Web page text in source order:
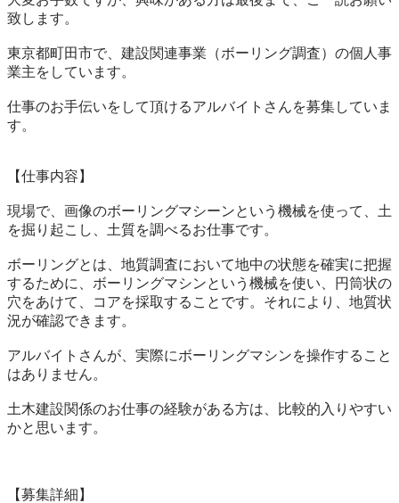
致します。
東京都町田市で、建設関連事業（ボーリング調査）の個人事
業主をしています。
仕事のお手伝いをして頂けるアルバイトさんを募集していま
す。
【仕事内容】
現場で、画像のボーリングマシーンという機械を使って、土
を掘り起こし、土質を調べるお仕事です。
ボーリングとは、地質調査において地中の状態を確実に把握
するために、ボーリングマシンという機械を使い、円筒状の
穴をあけて、コアを採取することです。それにより、地質状
況が確認できます。
アルバイトさんが、実際にボーリングマシンを操作すること
はありません。
土木建設関係のお仕事の経験がある方は、比較的入りやすい
かと思います。
【募集詳細】